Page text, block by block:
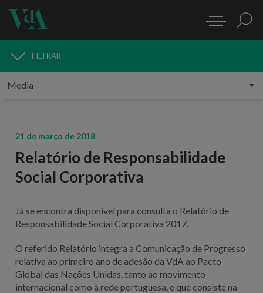
MEDIA
FILTRAR
21 de março de 2018
Relatório de Responsabilidade
Social Corporativa
Já se encontra disponível para consulta o Relatório de
Responsabilidade Social Corporativa 2017.
O referido Relatório integra a Comunicação de Progresso
relativa ao primeiro ano de adesão da VdA ao Pacto
Global das Nações Unidas, tanto ao movimento
internacional como à rede portuguesa, e que consiste na